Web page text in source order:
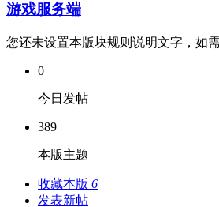
游戏服务端
您还未设置本版块规则说明文字，如
0
今日发帖
389
本版主题
收藏本版 6
发表新帖